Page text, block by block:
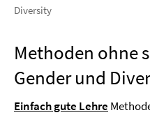
Diversity
Methoden ohne
Gender und
Einfach gute Lehre